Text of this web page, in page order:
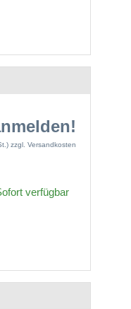
zzgl. Versandkosten
verfügbar